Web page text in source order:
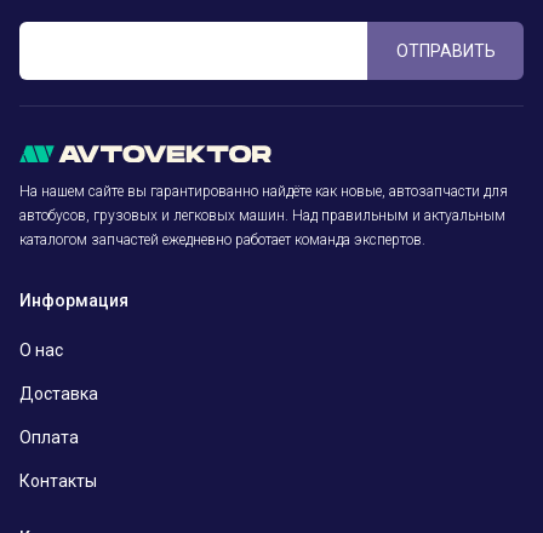
ОТПРАВИТЬ
На нашем сайте вы гарантированно найдёте как новые, автозапчасти для
автобусов, грузовых и легковых машин. Над правильным и актуальным
каталогом запчастей ежедневно работает команда экспертов.
Информация
О нас
Доставка
Оплата
Контакты